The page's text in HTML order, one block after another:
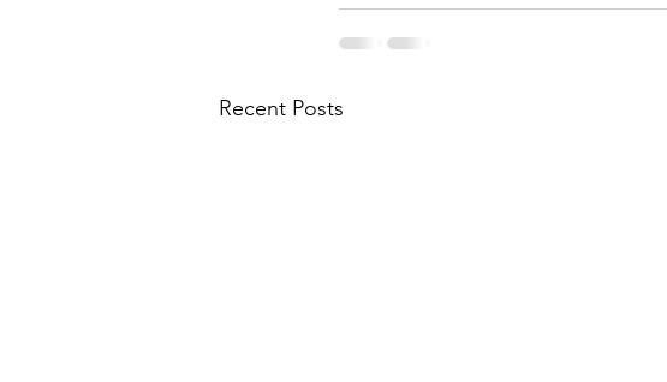
Recent Posts